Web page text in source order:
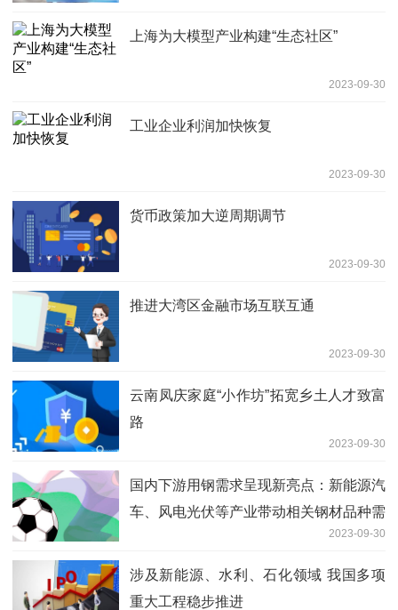
上海为大模型产业构建“生态社区”
2023-09-30
工业企业利润加快恢复
2023-09-30
货币政策加大逆周期调节
2023-09-30
推进大湾区金融市场互联互通
2023-09-30
云南凤庆家庭“小作坊”拓宽乡土人才致富
路
2023-09-30
国内下游用钢需求呈现新亮点：新能源汽
车、风电光伏等产业带动相关钢材品种需
2023-09-30
涉及新能源、水利、石化领域 我国多项
重大工程稳步推进